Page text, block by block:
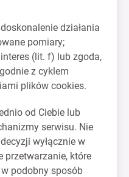
działania
pomiary;
(lit. f) lub zgoda,
z cyklem
plików cookies.
od Ciebie lub
serwisu. Nie
wyłącznie w
przetwarzanie, które
podobny sposób